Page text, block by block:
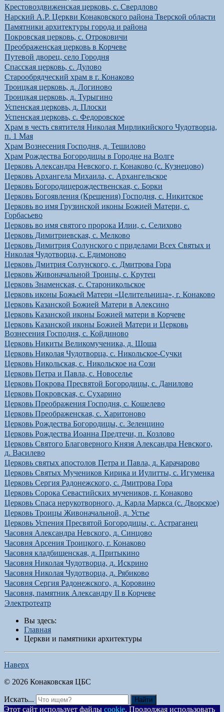
Крестовоздвиженская церковь, с. Свердлово
Нарский А.Р. Церкви Конаковского района Тверской области
Памятники архитектуры города и района
Покровская церковь, с. Отроковичи
Преображенская церковь в Корчеве
Путевой дворец, село Городня
Спасская церковь, с. Дулово
Старообрядческий храм в г. Конаково
Троицкая церковь, д. Логиново
Троицкая церковь, д. Турыгино
Успенская церковь, д. Плоски
Успенская церковь, с. Федоровское
Храм в честь святителя Николая Мирликийского Чудотворца,
п. 1 Мая
Храм Вознесения Господня, д. Тешилово
Храм Рождества Богородицы в Городне на Волге
Церковь Александра Невского, г. Конаково (с. Кузнецово)
Церковь Архангела Михаила, с. Архангельское
Церковь Богородицерождественская, с. Борки
Церковь Богоявления (Крещения) Господня, с. Никитское
Церковь во имя Грузинской иконы Божией Матери, с.
Горбасьево
Церковь во имя святого пророка Илии, с. Селихово
Церковь Димитриевская, c. Мелково
Церковь Димитрия Солунского с приделами Всех Святых и
Николая Чудотворца, с. Едимоново
Церковь Дмитрия Солунского, с. Дмитрова Гора
Церковь Живоначальной Троицы, с. Крутец
Церковь Знаменская, с. Староникольское
Церковь иконы Божьей Матери «Целительница», г. Конаково
Церковь Казанской Божией Матери в Алексино
Церковь Казанской иконы Божией матери в Корчеве
Церковь Казанской иконы Божией Матери и Церковь
Вознесения Господня, с. Койдиново
Церковь Никиты Великомученика, д. Шоша
Церковь Николая Чудотворца, с. Никольское-Сучки
Церковь Никольская, с. Никольское на Сози
Церковь Петра и Павла, с. Новоселье
Церковь Покрова Пресвятой Богородицы, с. Данилово
Церковь Покровская, с. Сухарино
Церковь Преображения Господня, с. Кошелево
Церковь Преображенская, с. Харитоново
Церковь Рождества Богородицы, с. Зеленцино
Церковь Рождества Иоанна Предтечи, п. Козлово
Церковь Святого Благоверного Князя Александра Невского,
д. Василево
Церковь святых апостолов Петра и Павла, д. Карачарово
Церковь Святых Мучеников Кирика и Иулитты, с. Игуменка
Церковь Сергия Радонежского, с. Дмитрова Гора
Церковь Сорока Севастийских мучеников, г. Конаково
Церковь Спаса нерукотворного, д. Карла Маркса (с. Дворское)
Церковь Троицы Живоначальной, д. Устье
Церковь Успения Пресвятой Богородицы, с. Астраганец
Часовня Александра Невского, д. Синцово
Часовня Арсения Троицкого, г. Конаково
Часовня кладбищенская, д. Притыкино
Часовня Николая Чудотворца, д. Искрино
Часовня Николая Чудотворца, д. Рябиково
Часовня Сергия Радонежского, д. Коровино
Часовня, памятник Александру II в Корчеве
Электротеатр
Вы здесь:
Главная
Церкви и памятники архитектуры
Наверх
© 2026 Конаковская ЦБС
Искать... Найти
Этот сайт использует файлы cookie. Продолжая использовать